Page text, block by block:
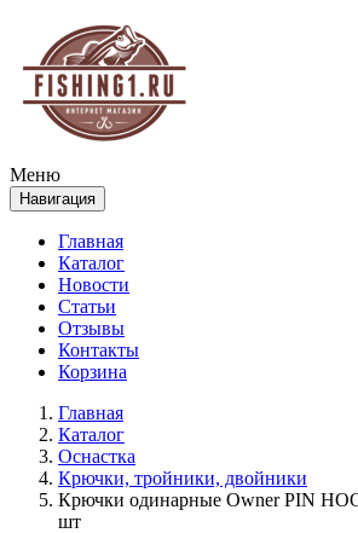
Меню
Навигация
Главная
Каталог
Новости
Статьи
Отзывы
Контакты
Корзина
Главная
Каталог
Оснастка
Крючки, тройники, двойники
Крючки одинарные Owner PIN
шт